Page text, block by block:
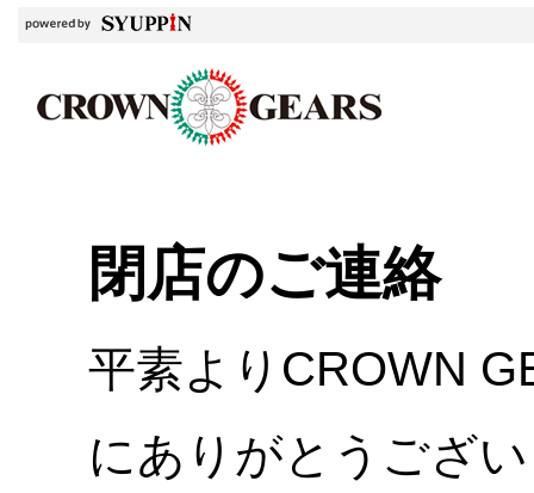
閉店のご連絡
平素よりCROWN
にありがとうござ